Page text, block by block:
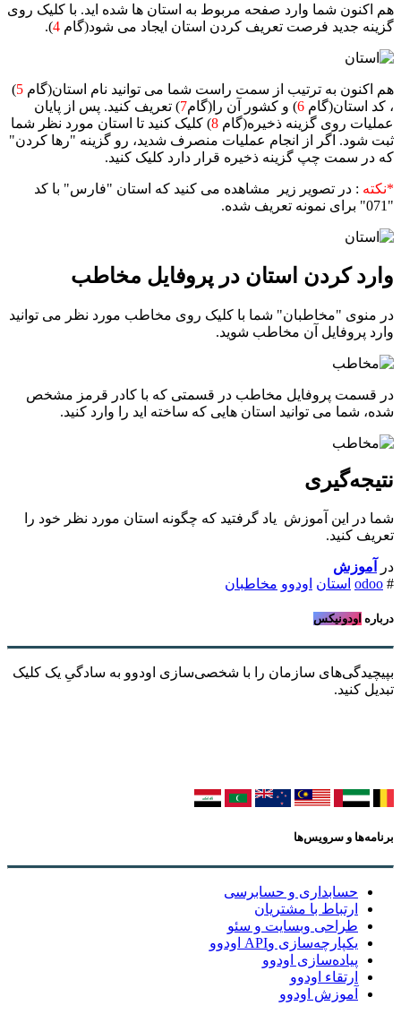
هم اکنون شما وارد صفحه مربوط به استان ها شده اید. با کلیک روی
گزینه جدید فرصت تعریف کردن استان ایجاد می شود(گام 4
).
هم اکنون به ترتیب از سمت راست شما می توانید نام استان(گام 5
)
، کد استان(گام 6) و کشور آن را(گام7) تعریف کنید. پس از پایان
عملیات روی گزینه ذخیره(گام 8) کلیک کنید تا استان مورد نظر شما
ثبت شود. اگر از انجام عملیات منصرف شدید، رو گزینه "رها کردن"
که در سمت چپ گزینه ذخیره قرار دارد کلیک کنید.
*نکته : در تصویر زیر مشاهده می کنید که استان "فارس" با کد
"071" برای نمونه تعریف شده.
وارد کردن استان در پروفایل مخاطب
در منوی "مخاطبان" شما با کلیک روی مخاطب مورد نظر می توانید
وارد پروفایل آن مخاطب شوید.
در قسمت پروفایل مخاطب در قسمتی که با کادر قرمز مشخص
شده، شما می توانید استان هایی که ساخته اید را وارد کنید.
نتیجه‌گیری
شما در این آموزش یاد گرفتید که چگونه استان مورد نظر خود را
تعریف کنید.
در
آموزش
#
odoo استان اودوو مخاطبان
درباره اودونیکس
بپیچیدگی‌های سازمان را با شخصی‌سازی اودوو به سادگیِ یک کلیک
تبدیل کنید.
برنامه‌ها و سرویس‌ها
حسابداری و حسابرسی
ارتباط با مشتریان
طراحی وبسایت و سئو
یکپارچه‌سازی وAPI اودوو
پیاده‌سازی اودوو
ارتقاء اودوو
آموزش اودوو